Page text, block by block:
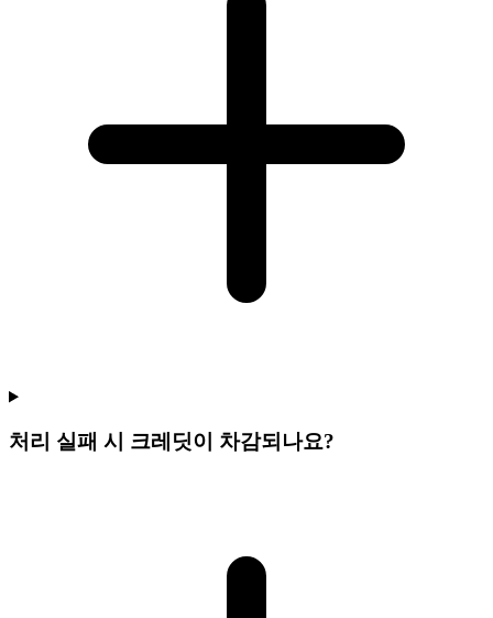
처리 실패 시 크레딧이 차감되나요?